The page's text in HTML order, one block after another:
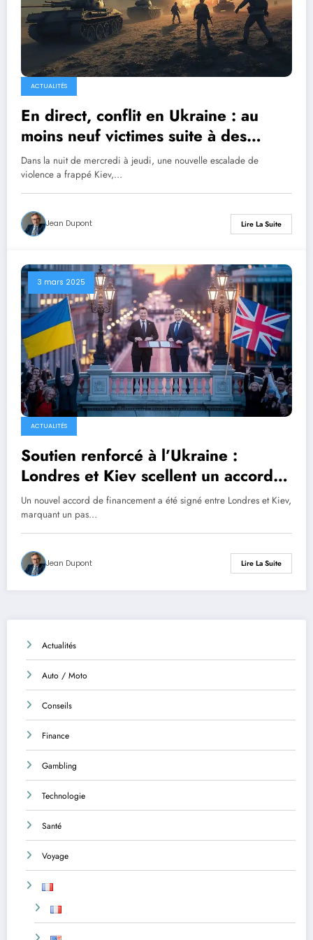
ACTUALITÉS
En direct, conflit en Ukraine : au
moins neuf victimes suite à des
bombardements nocturnes à Kiev ;
Trump évoque un rapprochement
possible avec Moscou
Dans la nuit de mercredi à jeudi, une nouvelle escalade de
violence a frappé Kiev,…
Jean Dupont Lire La Suite
3 mars 2025
ACTUALITÉS
Soutien renforcé à l’Ukraine :
Londres et Kiev scellent un accord
de financement de 2,74 milliards
d’euros pour booster les capacités
défensives
Un nouvel accord de financement a été signé entre Londres et Kiev,
marquant un pas…
Jean Dupont Lire La Suite
Actualités
Auto / Moto
Conseils
Finance
Gambling
Technologie
Santé
Voyage